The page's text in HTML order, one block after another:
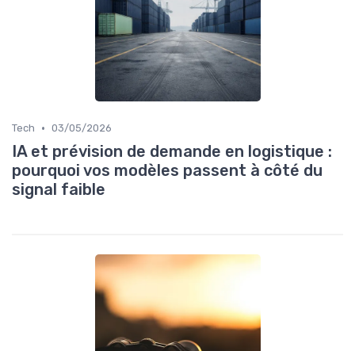
Tech • 03/05/2026
IA et prévision de demande en logistique :
pourquoi vos modèles passent à côté du
signal faible